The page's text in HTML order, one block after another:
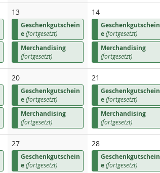
13
Geschenkgutschein
e(fortgesetzt)
Merchandising
(fortgesetzt)
14
Geschenkgutschein
e(fortgesetzt)
Merchandising
(fortgesetzt)
20
Geschenkgutschein
e(fortgesetzt)
Merchandising
(fortgesetzt)
21
Geschenkgutschein
e(fortgesetzt)
Merchandising
(fortgesetzt)
27
Geschenkgutschein
e(fortgesetzt)
28
Geschenkgutschein
e(fortgesetzt)